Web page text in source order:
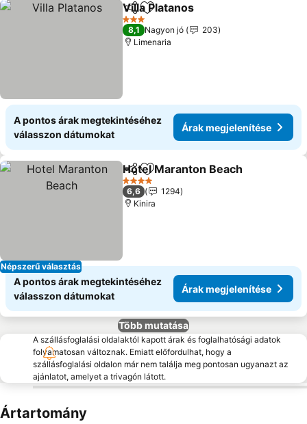
Megosztás
Hozzáadás a kedvencekhez
Villa Platanos
3 Kategória
8,1 Nagyon jó
203
Limenaria
A pontos árak megtekintéséhez
válasszon dátumokat
Árak megjelenítése
Népszerű választás
Megosztás
Hozzáadás a kedvencekhez
Hotel Maranton Beach
4 Kategória
6,6
1294
Kinira
A pontos árak megtekintéséhez
válasszon dátumokat
Árak megjelenítése
Több mutatása
A szállásfoglalási oldalaktól kapott árak és foglalhatósági adatok
folyamatosan változnak. Emiatt előfordulhat, hogy a
szállásfoglalási oldalon már nem találja meg pontosan ugyanazt az
ajánlatot, amelyet a trivagón látott.
Ártartomány